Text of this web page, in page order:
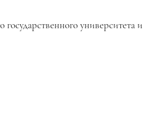
университета и